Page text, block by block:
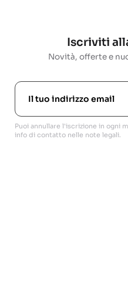
Iscriviti
Novità, offerte e
Puoi annullare l'iscrizione in ogni
info di contatto nelle note legali.